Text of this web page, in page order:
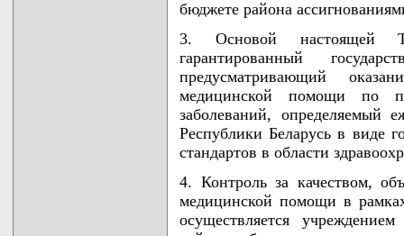
бюджете района
3. Основой настоящей
гарантированный
предусматривающий
медицинской помощи по
заболеваний, определяемый
Республики Беларусь в виде
стандартов в области
4. Контроль за качеством,
медицинской помощи в
осуществляется